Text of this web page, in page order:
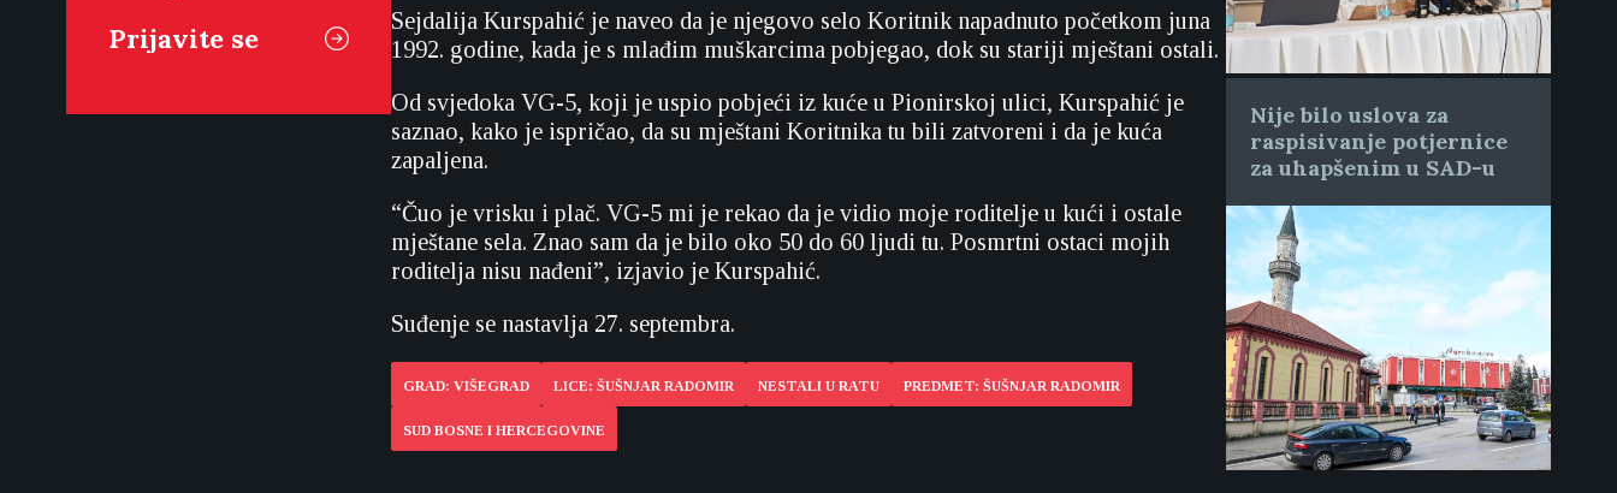
Sejdalija Kurspahić je naveo da je njegovo selo Koritnik napadnuto početkom juna
1992. godine, kada je s mlađim muškarcima pobjegao, dok su stariji mještani ostali.
Od svjedoka VG-5, koji je uspio pobjeći iz kuće u Pionirskoj ulici, Kurspahić je
saznao, kako je ispričao, da su mještani Koritnika tu bili zatvoreni i da je kuća
zapaljena.
“Čuo je vrisku i plač. VG-5 mi je rekao da je vidio moje roditelje u kući i ostale
mještane sela. Znao sam da je bilo oko 50 do 60 ljudi tu. Posmrtni ostaci mojih
roditelja nisu nađeni”, izjavio je Kurspahić.
Suđenje se nastavlja 27. septembra.
GRAD: VIŠEGRAD LICE: ŠUŠNJAR RADOMIR NESTALI U RATU PREDMET: ŠUŠNJAR RADOMIR
SUD BOSNE I HERCEGOVINE
Nije bilo uslova za
raspisivanje potjernice
za uhapšenim u SAD-u